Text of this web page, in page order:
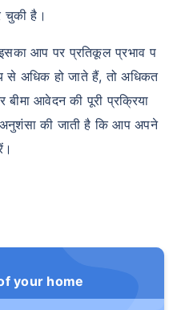
चुकी है।
आप पर प्रतिकूल प्रभाव प
अधिक हो जाते हैं, तो अधिकत
बीमा आवेदन की पूरी प्रक्रिया
की जाती है कि आप अपने
your home